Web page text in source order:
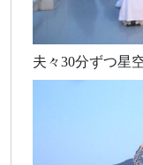
夫々30分ずつ星